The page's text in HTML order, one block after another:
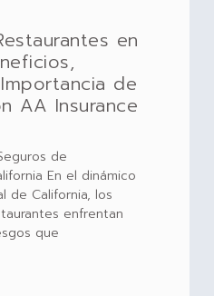
en
de
AA Insurance
de
En el dinámico
de California, los
enfrentan
que